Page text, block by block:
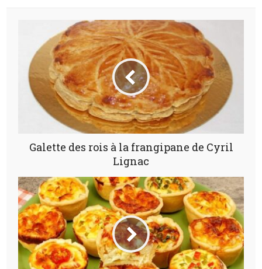
Galette des rois à la frangipane de Cyril
Lignac